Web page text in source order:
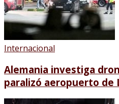
Internacional
Alemania investiga
paralizó aeropuerto de